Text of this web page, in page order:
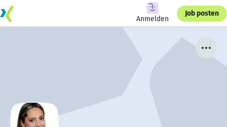
Anmelden
Job posten